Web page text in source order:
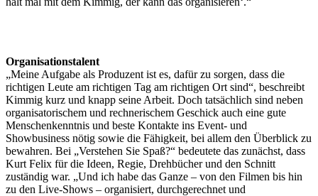
Organisationstalent
„Meine Aufgabe als Produzent ist es, dafür zu sorgen, dass die
richtigen Leute am richtigen Tag am richtigen Ort sind“, beschreibt
Kimmig kurz und knapp seine Arbeit. Doch tatsächlich sind neben
organisatorischem und rechnerischem Geschick auch eine gute
Menschenkenntnis und beste Kontakte ins Event- und
Showbusiness nötig sowie die Fähigkeit, bei allem den Überblick zu
bewahren. Bei „Verstehen Sie Spaß?“ bedeutete das zunächst, dass
Kurt Felix für die Ideen, Regie, Drehbücher und den Schnitt
zuständig war. „Und ich habe das Ganze – von den Filmen bis hin
zu den Live-Shows – organisiert, durchgerechnet und